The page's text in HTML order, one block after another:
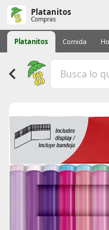
Platanitos
Compras
Platanitos Comida